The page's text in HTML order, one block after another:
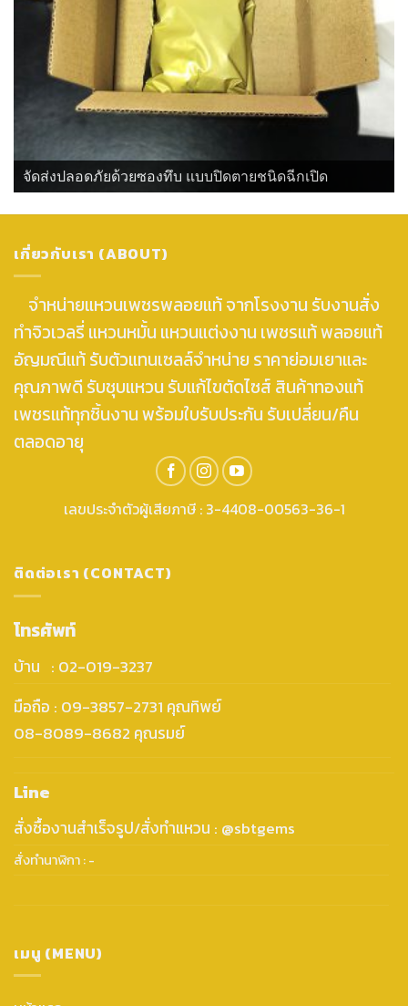
จัดส่งปลอดภัยด้วยซองทึบ แบบปิดตายชนิดฉีกเปิด
เกี่ยวกับเรา (ABOUT)
จำหน่ายแหวนเพชรพลอยแท้ จากโรงงาน รับงานสั่ง
ทำจิวเวลรี่ แหวนหมั้น แหวนแต่งงาน เพชรแท้ พลอยแท้
อัญมณีแท้ รับตัวแทนเซลล์จำหน่าย ราคาย่อมเยาและ
คุณภาพดี รับชุบแหวน รับแก้ไขตัดไซส์ สินค้าทองแท้
เพชรแท้ทุกชิ้นงาน พร้อมใบรับประกัน รับเปลี่ยน/คืน
ตลอดอายุ
เลขประจำตัวผู้เสียภาษี : 3-4408-00563-36-1
ติดต่อเรา (CONTACT)
โทรศัพท์
บ้าน : 02-019-3237
มือถือ : 09-3857-2731 คุณทิพย์
08-8089-8682 คุณรมย์
Line
สั่งซื้องานสำเร็จรูป/สั่งทำแหวน : @sbtgems
สั่งทำนาฬิกา : -
เมนู (MENU)